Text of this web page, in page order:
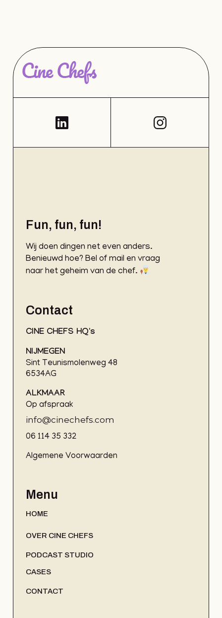
Fun, fun, fun!
Wij doen dingen net even anders.
Benieuwd hoe? Bel of mail en vraag
naar het geheim van de chef.
Contact
CINE CHEFS HQ's
NIJMEGEN
Sint Teunismolenweg 48
6534AG
ALKMAAR
Op afspraak
info@cinechefs.com
06 114 35 332
Algemene Voorwaarden
Menu
HOME
OVER CINE CHEFS
PODCAST STUDIO
CASES
CONTACT